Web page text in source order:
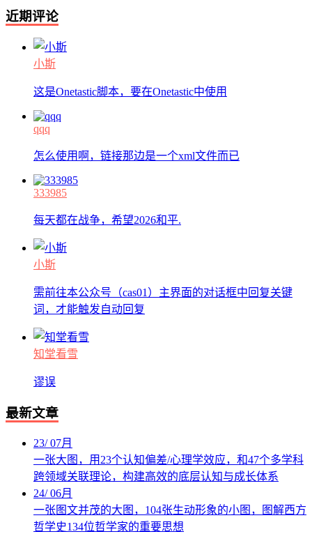
近期评论
小斯
这是Onetastic脚本，要在Onetastic中使用
qqq
怎么使用啊，链接那边是一个xml文件而已
333985
每天都在战争，希望2026和平.
小斯
需前往本公众号（cas01）主界面的对话框中回复关键
词，才能触发自动回复
知堂看雪
谬误
最新文章
23/07月
一张大图，用23个认知偏差/心理学效应，和47个多学科
跨领域关联理论，构建高效的底层认知与成长体系
24/06月
一张图文并茂的大图，104张生动形象的小图，图解西方
哲学史134位哲学家的重要思想